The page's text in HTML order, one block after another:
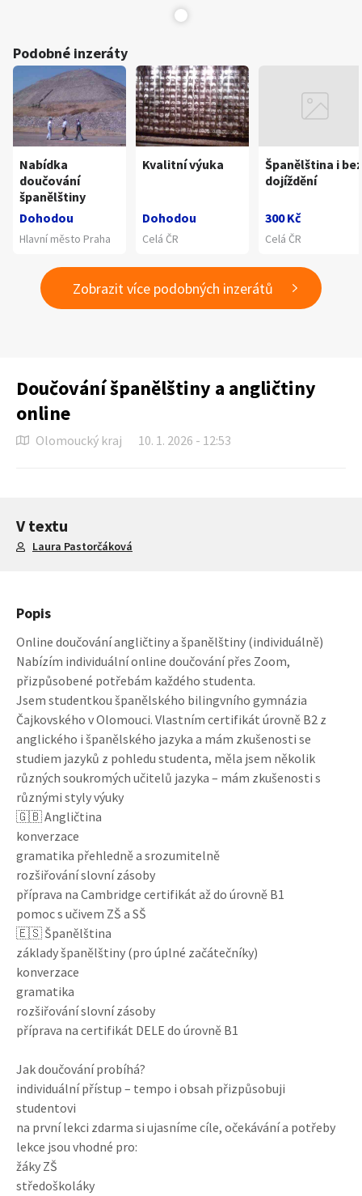
Podobné inzeráty
Nabídka
doučování
španělštiny
Dohodou
Hlavní město Praha
Kvalitní výuka
Dohodou
Celá ČR
Španělština i bez
dojíždění
300 Kč
Celá ČR
Zobrazit více podobných inzerátů
Doučování španělštiny a angličtiny
online
Olomoucký kraj 10. 1. 2026 - 12:53
V textu
Laura Pastorčáková
Popis
Online doučování angličtiny a španělštiny (individuálně)
Nabízím individuální online doučování přes Zoom,
přizpůsobené potřebám každého studenta.
Jsem studentkou španělského bilingvního gymnázia
Čajkovského v Olomouci. Vlastním certifikát úrovně B2 z
anglického i španělského jazyka a mám zkušenosti se
studiem jazyků z pohledu studenta, měla jsem několik
různých soukromých učitelů jazyka – mám zkušenosti s
různými styly výuky
🇬🇧 Angličtina
konverzace
gramatika přehledně a srozumitelně
rozšiřování slovní zásoby
příprava na Cambridge certifikát až do úrovně B1
pomoc s učivem ZŠ a SŠ
🇪🇸 Španělština
základy španělštiny (pro úplné začátečníky)
konverzace
gramatika
rozšiřování slovní zásoby
příprava na certifikát DELE do úrovně B1
Jak doučování probíhá?
individuální přístup – tempo i obsah přizpůsobuji
studentovi
na první lekci zdarma si ujasníme cíle, očekávání a potřeby
lekce jsou vhodné pro:
žáky ZŠ
středoškoláky